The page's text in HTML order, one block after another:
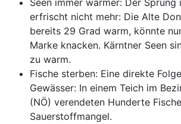
Seen immer wärmer: Der Sprung
erfrischt nicht mehr: Die Alte
bereits 29 Grad warm, könnte
Marke knacken. Kärntner Seen
zu warm.
Fische sterben: Eine direkte
Gewässer: In einem Teich im
(NÖ) verendeten Hunderte
Sauerstoffmangel.